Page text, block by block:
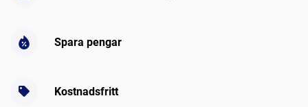
Spara pengar
Kostnadsfritt